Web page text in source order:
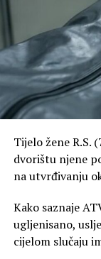
Tijelo žene R.S.
dvorištu njene
na utvrđivanju
Kako saznaje
ugljenisano,
cijelom slučaju